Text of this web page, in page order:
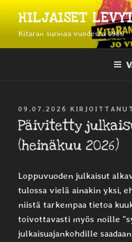
sisältöönHILJAISET
Kitaran surinaa vuodesta 1986
JULKAISTU
09.07.2026
Päivitetty
(heinäkuu 2026)
Loppuvuoden julkaisut
tulossa vielä ainakin yksi,
niistä tarkempaa tietoa
toivottavasti myös noille
julkaisuajankohdille